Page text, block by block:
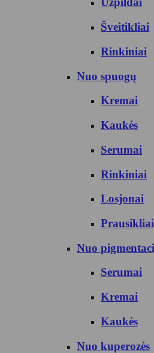
Šveitikliai
Rinkiniai
Nuo spuogų
Kremai
Kaukės
Serumai
Rinkiniai
Losjonai
Prausikliai
Nuo
Serumai
Kremai
Kaukės
Nuo kuperozės